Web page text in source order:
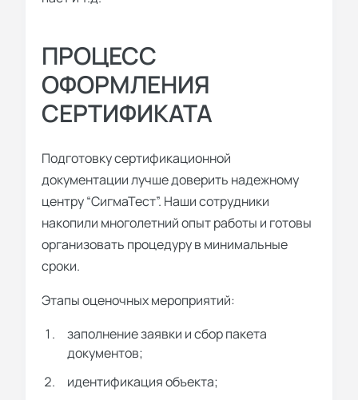
ПРОЦЕСС
ОФОРМЛЕНИЯ
СЕРТИФИКАТА
Подготовку сертификационной
документации лучше доверить надежному
центру “СигмаТест”. Наши сотрудники
накопили многолетний опыт работы и готовы
организовать процедуру в минимальные
сроки.
Этапы оценочных мероприятий:
заполнение заявки и сбор пакета
документов;
идентификация объекта;